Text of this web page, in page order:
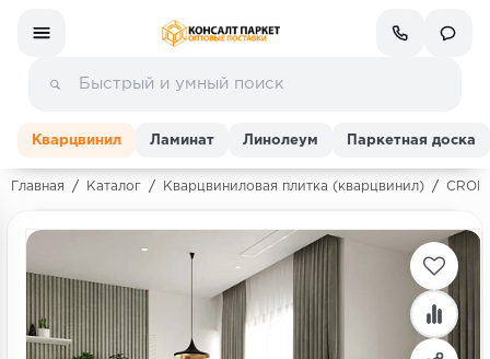
Ламинат
Линолеум
Кварц-винил (ПВХ плитка)
Кварцвинил Ламинат Линолеум Паркетная доска
Главная / Каталог / Кварцвиниловая плитка (кварцвинил) /